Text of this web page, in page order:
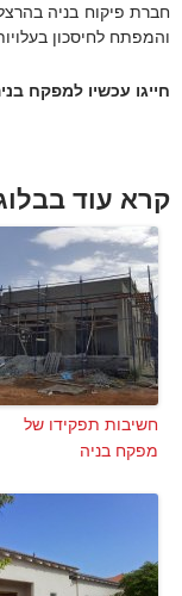
חברת פיקוח בניה
והמפתח לחיסכון
חייגו עכשיו למפקח בניה
קרא עוד
חשיבות תפקידו של
מפקח בניה